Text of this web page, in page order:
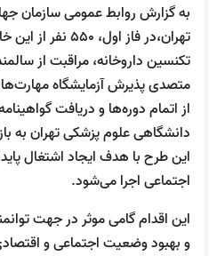
به گزارش روابط عمومی سازمان
تهران،در فاز
تکنسین داروخانه، مراقبت از
متصدی پذیرش آزمایشگاه
از اتمام دوره‌ها و دریافت
دانشگاهی علوم پزشکی تهران به
این طرح با هدف ایجاد اشتغال
اجتماعی اجرا می‌شود.
این اقدام گامی موثر در جهت
و بهبود وضعیت اجتماعی و